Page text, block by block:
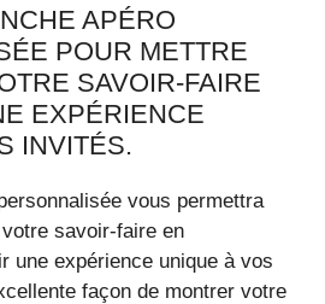
APÉRO
POUR METTRE
SAVOIR-FAIRE
EXPÉRIENCE
INVITÉS.
vous permettra
savoir-faire en
une expérience unique à vos
façon de montrer votre